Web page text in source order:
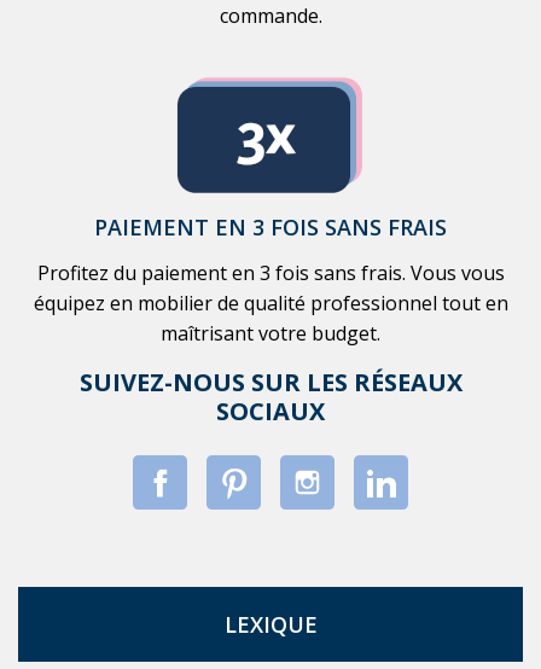
commande.
PAIEMENT EN 3 FOIS SANS FRAIS
Profitez du paiement en 3 fois sans frais. Vous vous
équipez en mobilier de qualité professionnel tout en
maîtrisant votre budget.
SUIVEZ-NOUS SUR LES RÉSEAUX
SOCIAUX
LEXIQUE